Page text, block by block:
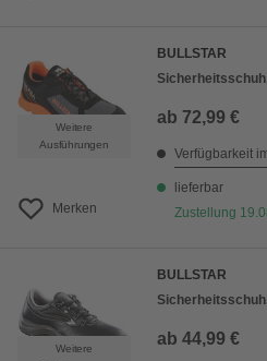
Weitere
Ausführungen
Merken
BULLSTAR
ab 72,99 €
Verfügbarkeit
lieferbar
Zustellung
Weitere
BULLSTAR
ab 44,99 €